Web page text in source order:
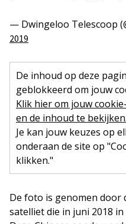
— Dwingeloo Telescoop
2019
De inhoud op deze
geblokkeerd om jouw
Klik hier om jouw
en de inhoud te bekijken.
Je kan jouw keuzes op
onderaan de site op
klikken."
De foto is genomen door
satelliet die in juni 2018